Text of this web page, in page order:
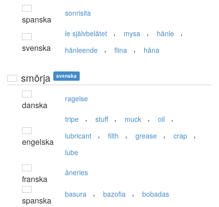
spanska
sonrisita
svenska
le självbelåtet , mysa , hånle ,
hånleende , flina , håna
smörja svenska
danska
ragelse
engelska
tripe , stuff , muck , oil ,
lubricant , filth , grease , crap ,
lube
franska
âneries
spanska
basura , bazofia , bobadas